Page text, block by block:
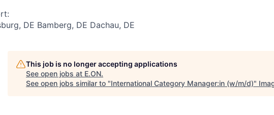
DE Bamberg, DE Dachau, DE
This job is no longer accepting applications
See open jobs at E.ON.
See open jobs similar to "International Category Manager:in (w/m/d)"